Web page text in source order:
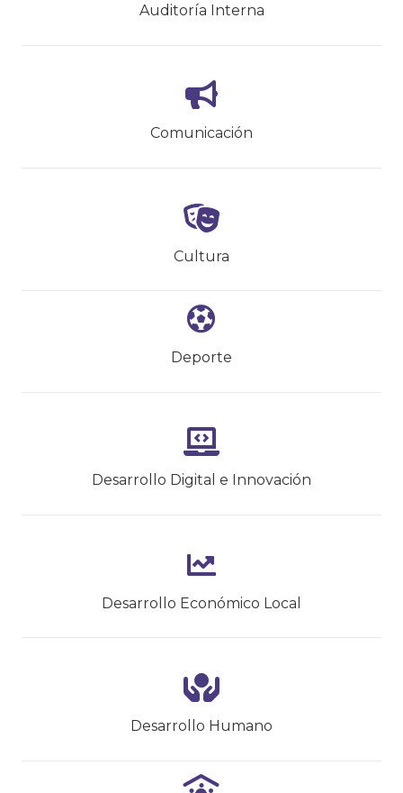
Auditoría Interna
Comunicación
Cultura
Deporte
Desarrollo Digital e Innovación
Desarrollo Económico Local
Desarrollo Humano